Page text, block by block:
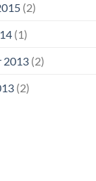
(2)
(1)
2013(2)
(2)